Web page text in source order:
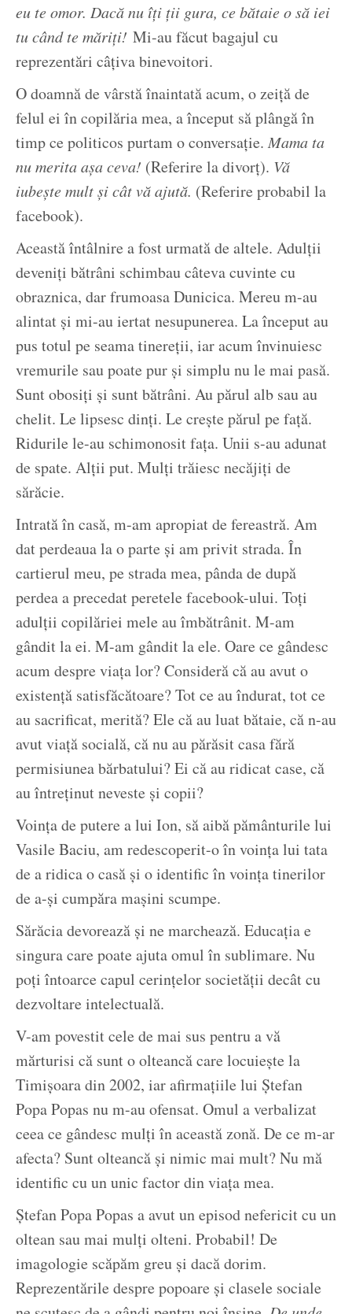
eu te omor. Dacă nu îți ții gura, ce bătaie o să iei
tu când te măriți! Mi-au făcut bagajul cu
reprezentări câțiva binevoitori.
O doamnă de vârstă înaintată acum, o zeiță de
felul ei în copilăria mea, a început să plângă în
timp ce politicos purtam o conversație. Mama ta
nu merita așa ceva! (Referire la divorț). Vă
iubește mult și cât vă ajută. (Referire probabil la
facebook).
Această întâlnire a fost urmată de altele. Adulții
deveniți bătrâni schimbau câteva cuvinte cu
obraznica, dar frumoasa Dunicica. Mereu m-au
alintat și mi-au iertat nesupunerea. La început au
pus totul pe seama tinereții, iar acum învinuiesc
vremurile sau poate pur și simplu nu le mai pasă.
Sunt obosiți și sunt bătrâni. Au părul alb sau au
chelit. Le lipsesc dinți. Le crește părul pe față.
Ridurile le-au schimonosit fața. Unii s-au adunat
de spate. Alții put. Mulți trăiesc necăjiți de
sărăcie.
Intrată în casă, m-am apropiat de fereastră. Am
dat perdeaua la o parte și am privit strada. În
cartierul meu, pe strada mea, pânda de după
perdea a precedat peretele facebook-ului. Toți
adulții copilăriei mele au îmbătrânit. M-am
gândit la ei. M-am gândit la ele. Oare ce gândesc
acum despre viața lor? Consideră că au avut o
existență satisfăcătoare? Tot ce au îndurat, tot ce
au sacrificat, merită? Ele că au luat bătaie, că n-au
avut viață socială, că nu au părăsit casa fără
permisiunea bărbatului? Ei că au ridicat case, că
au întreținut neveste și copii?
Voința de putere a lui Ion, să aibă pământurile lui
Vasile Baciu, am redescoperit-o în voința lui tata
de a ridica o casă și o identific în voința tinerilor
de a-și cumpăra mașini scumpe.
Sărăcia devorează și ne marchează. Educația e
singura care poate ajuta omul în sublimare. Nu
poți întoarce capul cerințelor societății decât cu
dezvoltare intelectuală.
V-am povestit cele de mai sus pentru a vă
mărturisi că sunt o olteancă care locuiește la
Timișoara din 2002, iar afirmațiile lui Ștefan
Popa Popas nu m-au ofensat. Omul a verbalizat
ceea ce gândesc mulți în această zonă. De ce m-ar
afecta? Sunt olteancă și nimic mai mult? Nu mă
identific cu un unic factor din viața mea.
Ștefan Popa Popas a avut un episod nefericit cu un
oltean sau mai mulți olteni. Probabil! De
imagologie scăpăm greu și dacă dorim.
Reprezentările despre popoare și clasele sociale